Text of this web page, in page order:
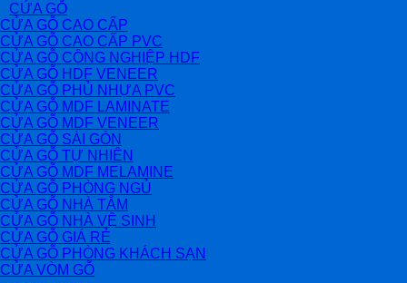
CỬA GỖ
CỬA GỖ CAO CẤP
CỬA GỖ CAO CẤP PVC
CỬA GỖ CÔNG NGHIỆP HDF
CỬA GỖ HDF VENEER
CỬA GỖ PHỦ NHỰA PVC
CỬA GỖ MDF LAMINATE
CỬA GỖ MDF VENEER
CỬA GỖ SÀI GÒN
CỬA GỖ TỰ NHIÊN
CỬA GỖ MDF MELAMINE
CỬA GỖ PHÒNG NGỦ
CỬA GỖ NHÀ TẮM
CỬA GỖ NHÀ VỆ SINH
CỬA GỖ GIÁ RẺ
CỬA GỖ PHÒNG KHÁCH SẠN
CỬA VÒM GỖ